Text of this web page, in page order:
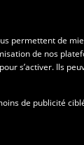
permettent de
de nos
s’activer. Ils
de publicité